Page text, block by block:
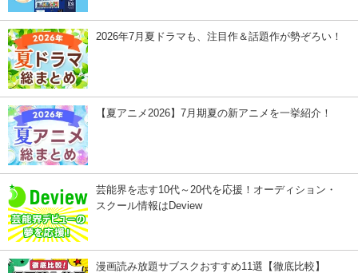
2026年7月夏ドラマも、注目作＆話題作が勢ぞろい！
【夏アニメ2026】7月期夏の新アニメを一挙紹介！
芸能界を志す10代～20代を応援！オーディション・
スクール情報はDeview
漫画読み放題サブスクおすすめ11選【徹底比較】